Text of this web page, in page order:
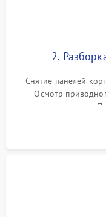
2.
Снятие панелей
Осмотр
амортизаторов.
крестовины на